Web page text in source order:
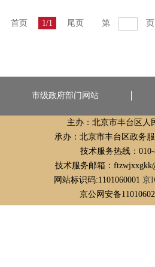
首页 1/1 尾页 第 页
市级政府部门网站
主办：北京市丰台区人
承办：北京市丰台区政务
技术服务热线：010-
技术服务邮箱：
网站标识码:1101060001 京
京公网安备